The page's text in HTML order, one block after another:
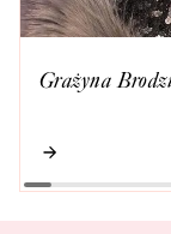
Grażyna